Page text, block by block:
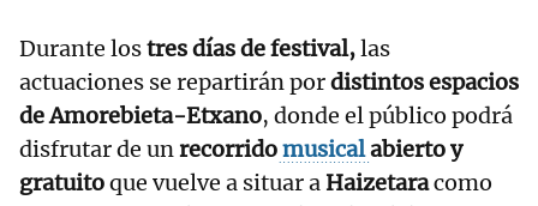
Durante lostres días de festival,las
actuaciones se repartirán pordistintos espacios
de Amorebieta-Etxano, donde el público podrá
disfrutar de unrecorridomusicalabierto y
gratuitoque vuelve a situar a Haizetaracomo